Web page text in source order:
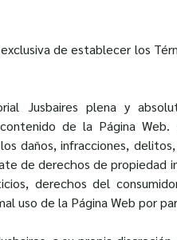
de establecer los
Jusbaires plena y
de la Página Web.
daños, infracciones,
de derechos de propiedad
derechos del
uso de la Página Web por